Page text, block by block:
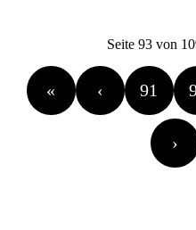
Seite 93 von
« ‹ 91
›